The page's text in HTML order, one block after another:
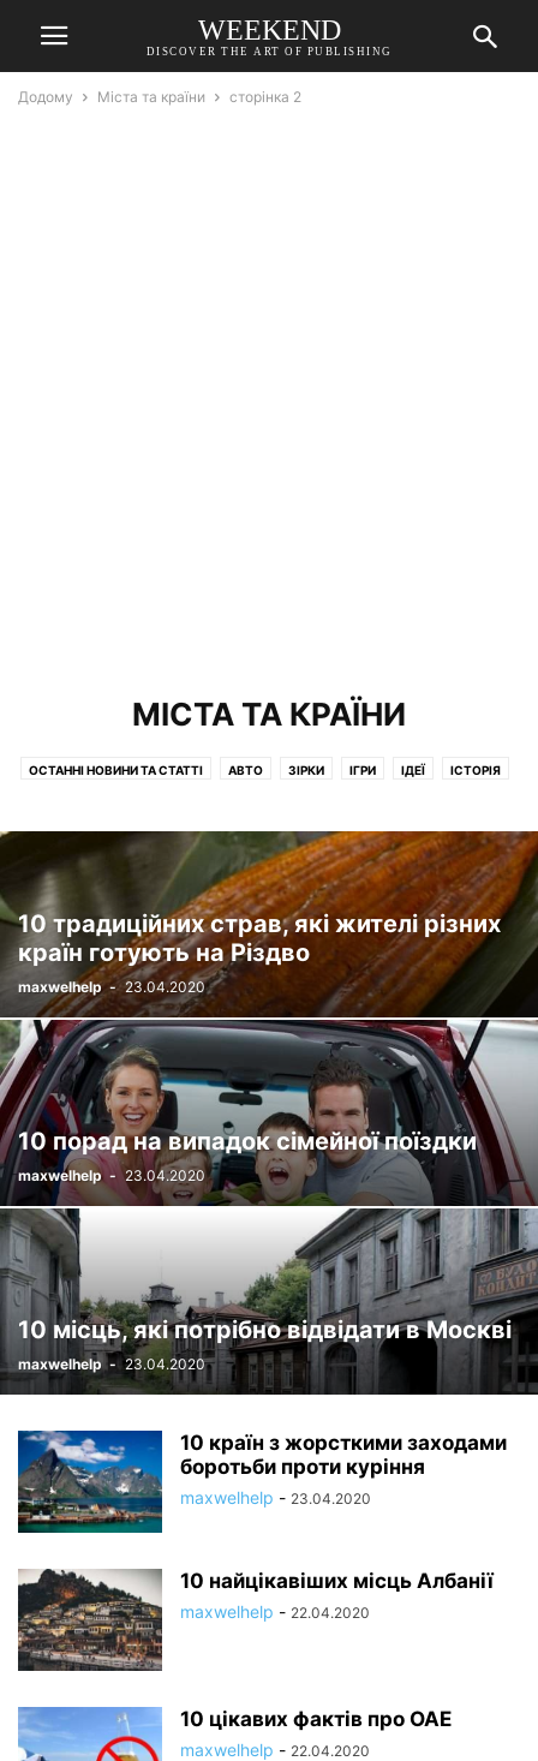
WEEKEND
DISCOVER THE ART OF PUBLISHING
Додому Міста та країни сторінка 2
МІСТА ТА КРАЇНИ
ОСТАННІ НОВИНИ ТА СТАТТІ АВТО ЗІРКИ ІГРИ ІДЕЇ ІСТОРІЯ
МІСТА ТА КРАЇНИ МУЛЬТФІЛЬМИ ОЗБРОННЯ ОСВІТА ПРИРОДА
СЕРІАЛИ СПОРТСМЕНИ СУСПІЛЬСТВО
ТОВАРИ ФІЛЬМИ ФІНАНСИ
10 традиційних страв, які жителі різних
країн готують на Різдво
maxwelhelp - 23.04.2020
10 порад на випадок сімейної поїздки
maxwelhelp - 23.04.2020
10 місць, які потрібно відвідати в Москві
maxwelhelp - 23.04.2020
10 країн з жорсткими заходами
боротьби проти куріння
maxwelhelp - 23.04.2020
10 найцікавіших місць Албанії
maxwelhelp - 22.04.2020
10 цікавих фактів про ОАЕ
maxwelhelp - 22.04.2020